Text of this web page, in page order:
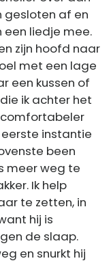
gesloten af en
liedje mee.
zijn hoofd naar
met een lage
een kussen of
ik achter het
eerste instantie
been
meer weg te
Ik help
te zetten, in
hij is
de slaap.
en snurkt hij